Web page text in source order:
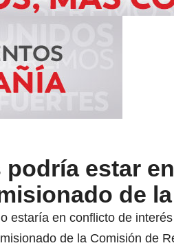
estar
de la
estaría en conflicto de
de la Comisión de